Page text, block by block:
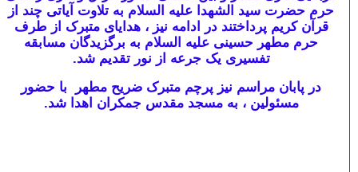
حرم حضرت سید الشهدا علیه السلام به تلاوت آیاتی چند از
قرآن کریم پرداختند در ادامه نیز ، هدایای متبرک از طرف
حرم مطهر حسینی علیه السلام به برگزیدگان مسابقه
تفسیری یک جرعه از نور تقدیم شد.
در پابان مراسم نیز پرچم متبرک ضریح مطهر با حضور
مسئولین ، به مسجد مقدس جمکران اهدا شد.